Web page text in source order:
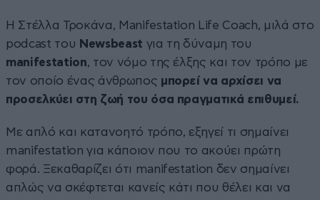
Η Στέλλα Τροκάνα, Manifestation Life Coach, μιλά στο
podcast του Newsbeast για τη δύναμη του
manifestation, τον νόμο της έλξης και τον τρόπο με
τον οποίο ένας άνθρωπος μπορεί να αρχίσει να
προσελκύει στη ζωή του όσα πραγματικά επιθυμεί.
Με απλό και κατανοητό τρόπο, εξηγεί τι σημαίνει
manifestation για κάποιον που το ακούει πρώτη
φορά. Ξεκαθαρίζει ότι manifestation δεν σημαίνει
απλώς να σκέφτεται κανείς κάτι που θέλει και να